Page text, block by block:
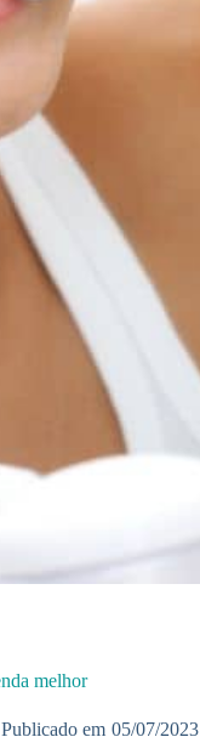
melhor
Publicado em 05/07/2023